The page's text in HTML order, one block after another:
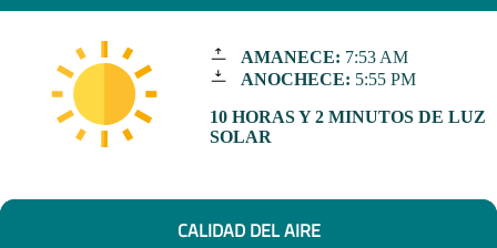
AMANECE: 7:53 AM
ANOCHECE: 5:55 PM
10 HORAS Y 2 MINUTOS DE LUZ
SOLAR
CALIDAD DEL AIRE